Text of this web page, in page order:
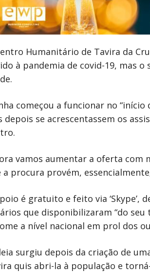
Humanitário de Tavira da
à pandemia de covid-19, mas
começou a funcionar no
depois se acrescentassem os
vamos aumentar a oferta
a procura provém,
é gratuito e feito via
que disponibilizaram “do
a nível nacional em prol dos
surgiu depois da criação de
quis abri-la à população e